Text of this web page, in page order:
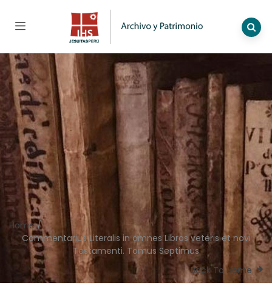
Home/
Commentarius Literalis in omnes Libros veteris et novi
Testamenti. Tomus Septimus
Back To Home